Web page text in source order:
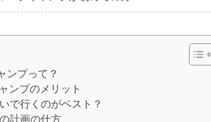
ンプって？
ンプのメリット
で行くのがベスト？
計画の仕方